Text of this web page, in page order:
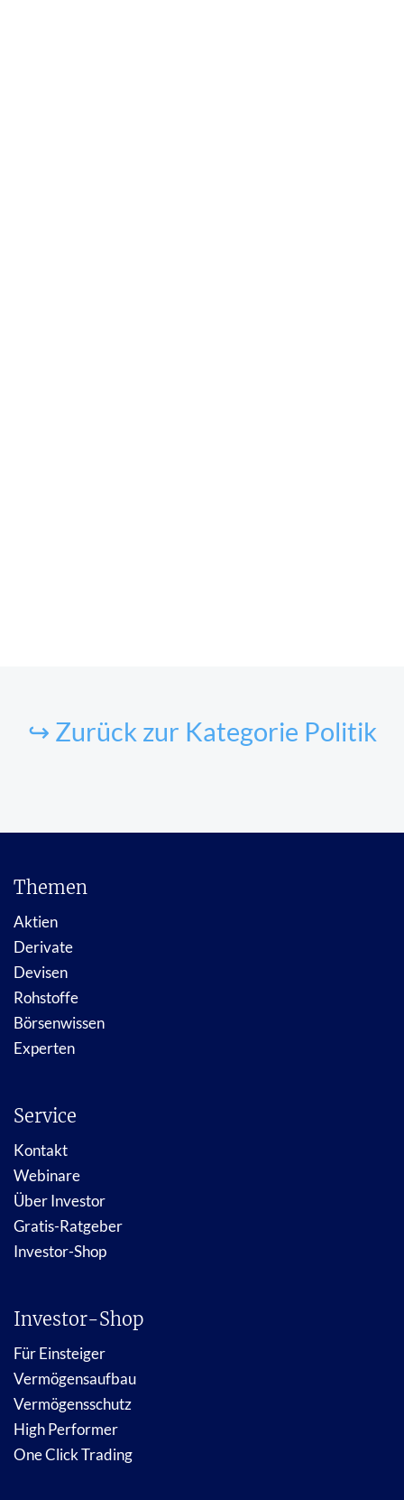
↪ Zurück zur Kategorie Politik
Themen
Aktien
Derivate
Devisen
Rohstoffe
Börsenwissen
Experten
Service
Kontakt
Webinare
Über Investor
Gratis-Ratgeber
Investor-Shop
Investor-Shop
Für Einsteiger
Vermögensaufbau
Vermögensschutz
High Performer
One Click Trading